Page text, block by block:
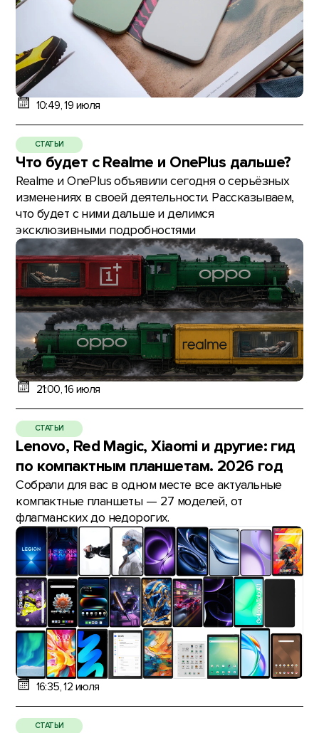
10:49, 19 июля
СТАТЬИ
Что будет с Realme и OnePlus дальше?
Realme и OnePlus объявили сегодня о серьёзных
изменениях в своей деятельности. Рассказываем,
что будет с ними дальше и делимся
эксклюзивными подробностями
21:00, 16 июля
СТАТЬИ
Lenovo, Red Magic, Xiaomi и другие: гид
по компактным планшетам. 2026 год
Собрали для вас в одном месте все актуальные
компактные планшеты — 27 моделей, от
флагманских до недорогих.
16:35, 12 июля
СТАТЬИ